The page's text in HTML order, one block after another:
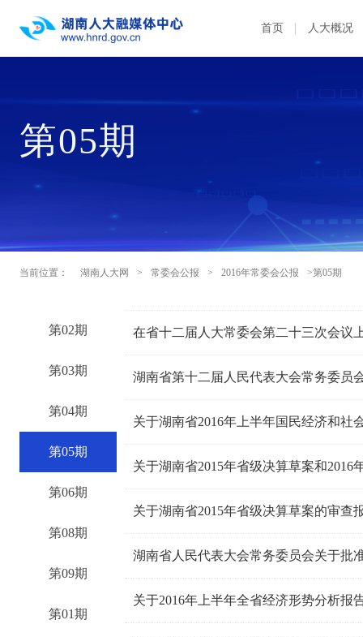
首页 人大概况
第05期
当前位置： 湖南人大网 > 常委会公报 > 2016年常委会公报 >第05期
第02期
第03期
第04期
第05期
第06期
第08期
第09期
第01期
在省十二届人大常委会第二十三次会议
湖南省第十二届人民代表大会常务委员
关于湖南省2016年上半年国民经济和社
关于湖南省2015年省级决算草案和2016
关于湖南省2015年省级决算草案的审查
湖南省人民代表大会常务委员会关于批
关于2016年上半年全省经济形势分析报